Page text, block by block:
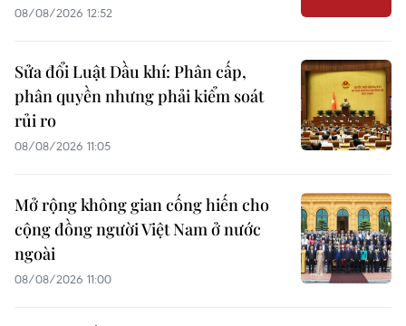
08/08/2026 12:52
Sửa đổi Luật Dầu khí: Phân cấp,
phân quyền nhưng phải kiểm soát
rủi ro
08/08/2026 11:05
Mở rộng không gian cống hiến cho
cộng đồng người Việt Nam ở nước
ngoài
08/08/2026 11:00